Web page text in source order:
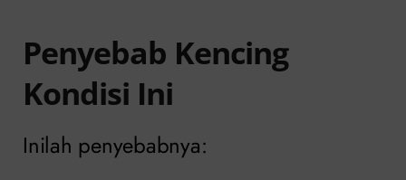
Penyebab Kencing
Kondisi Ini
Inilah penyebabnya: